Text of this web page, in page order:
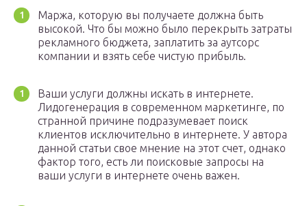
Маржа, которую вы получаете должна быть
высокой. Что бы можно было перекрыть затраты
рекламного бюджета, заплатить за аутсорс
компании и взять себе чистую прибыль.
Ваши услуги должны искать в интернете.
Лидогенерация в современном маркетинге, по
странной причине подразумевает поиск
клиентов исключительно в интернете. У автора
данной статьи свое мнение на этот счет, однако
фактор того, есть ли поисковые запросы на
ваши услуги в интернете очень важен.